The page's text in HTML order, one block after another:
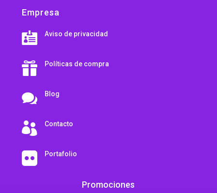
Empresa
 Aviso de privacidad
 Políticas de compra
 Blog
 Contacto
 Portafolio
Promociones